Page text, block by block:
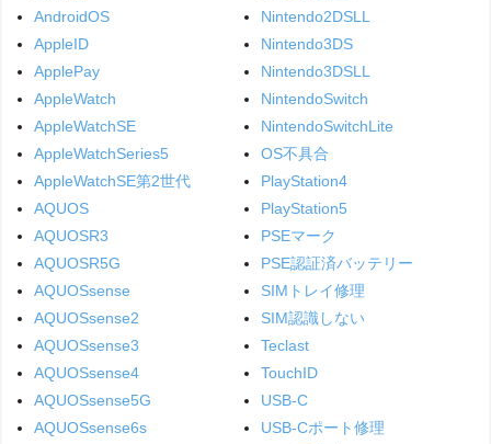
AndroidOS
AppleID
ApplePay
AppleWatch
AppleWatchSE
AppleWatchSeries5
AppleWatchSE第2世代
AQUOS
AQUOSR3
AQUOSR5G
AQUOSsense
AQUOSsense2
AQUOSsense3
AQUOSsense4
AQUOSsense5G
AQUOSsense6s
Nintendo2DSLL
Nintendo3DS
Nintendo3DSLL
NintendoSwitch
NintendoSwitchLite
OS不具合
PlayStation4
PlayStation5
PSEマーク
PSE認証済バッテリー
SIMトレイ修理
SIM認識しない
Teclast
TouchID
USB-C
USB-Cポート修理